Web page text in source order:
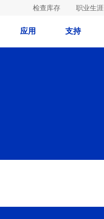
检查库存 职业生涯
应用 支持